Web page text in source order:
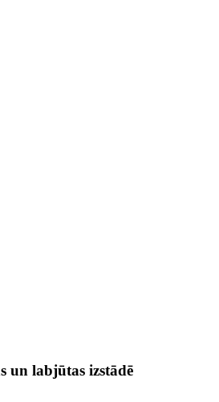
un labjūtas izstādē